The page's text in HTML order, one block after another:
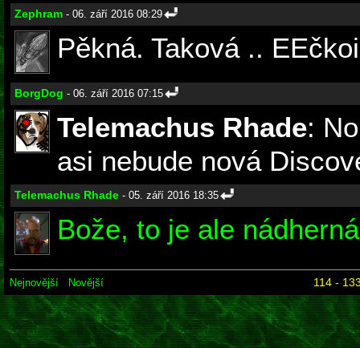
Zephram - 06. září 2016 08:29
Pěkná. Taková ..
BorgDog - 06. září 2016 07:15
Telemachus Rhade:
asi nebude nová
Telemachus Rhade - 05. září 2016 18:35
Bože, to je ale
Nejnovější Novější 114 -